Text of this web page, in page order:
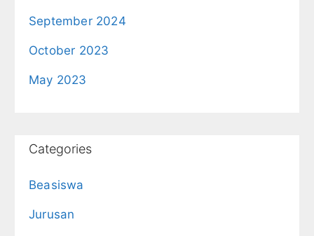
September 2024
October 2023
May 2023
Categories
Beasiswa
Jurusan